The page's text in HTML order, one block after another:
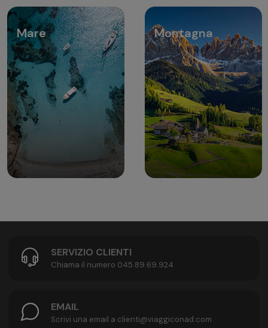
Mare Montagna
SERVIZIO CLIENTI
Chiama il numero 045.89.69.924
EMAIL
Scrivi una email a clienti@viaggiconad.com